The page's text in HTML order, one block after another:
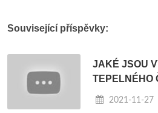
Související příspěvky:
JAKÉ JSOU
TEPELNÉHO
2021-11-27